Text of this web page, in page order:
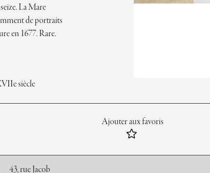
La Mare
de portraits
en 1677. Rare.
siècle
Ajouter aux favoris
43, rue Jacob